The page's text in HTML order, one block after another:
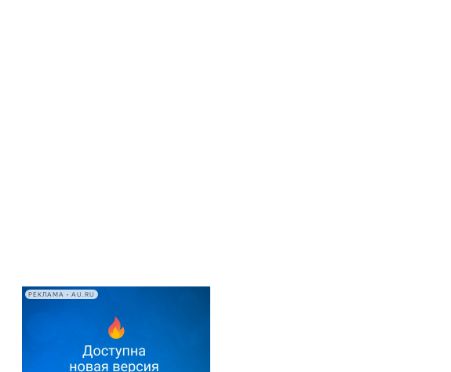
РЕКЛАМА • AU.RU